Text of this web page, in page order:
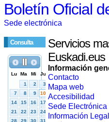
Boletín Oficial
Sede electrónica
Consulta
Servicios
Euskadi.eus
Información
Contacto
Mapa web
Accesibilidad
Sede Electrónica
Información Legal